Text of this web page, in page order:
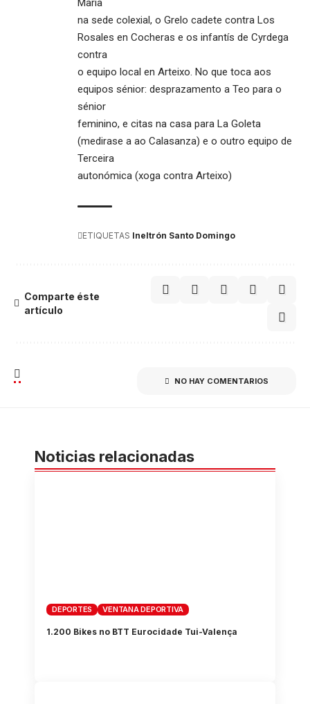
na sede colexial, o Grelo cadete contra Los
Rosales en Cocheras e os infantís de Cyrdega
contra
o equipo local en Arteixo. No que toca aos
equipos sénior: desprazamento a Teo para o
sénior
feminino, e citas na casa para La Goleta
(medirase a ao Calasanza) e o outro equipo de
Terceira
autonómica (xoga contra Arteixo)
ETIQUETAS Ineltrón Santo Domingo
Comparte éste
artículo
NO HAY COMENTARIOS
Noticias relacionadas
DEPORTES VENTANA DEPORTIVA
1.200 Bikes no BTT Eurocidade Tui-Valença